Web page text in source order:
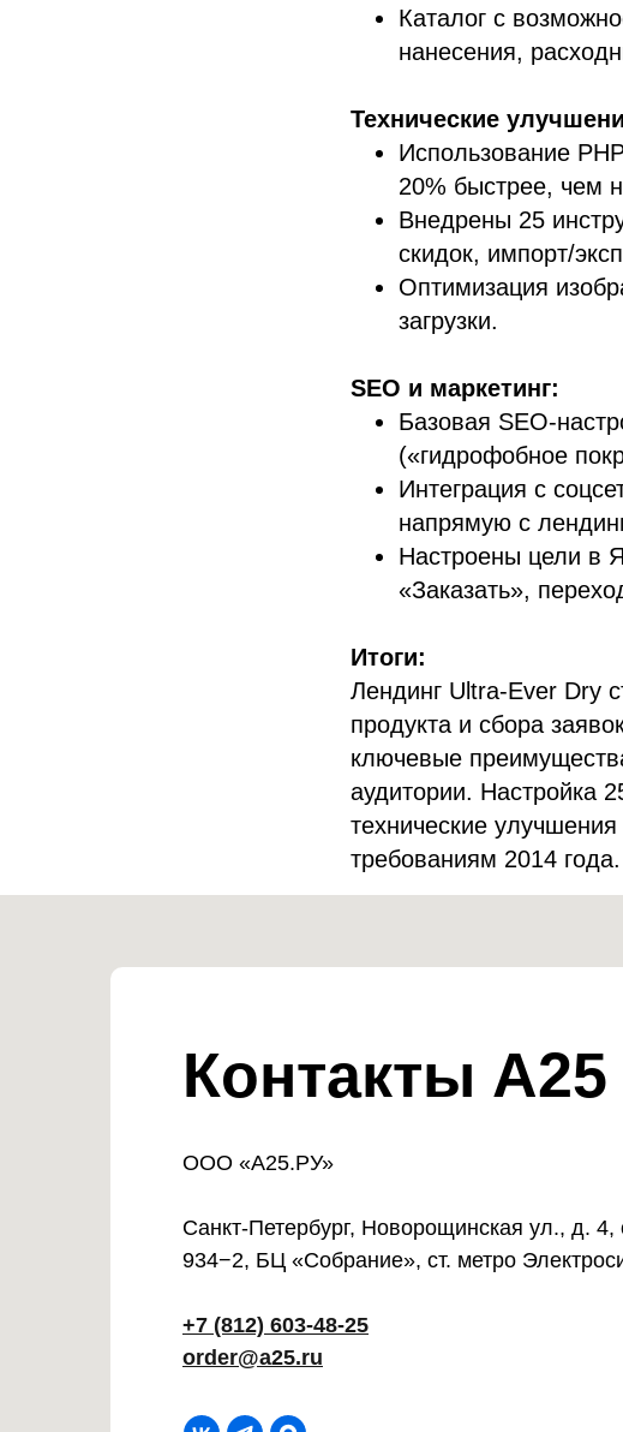
Каталог с
нанесения,
Технические
Использование
20% быстрее, чем
Внедрены 25
скидок, импорт/
Оптимизация
загрузки.
SEO и маркетинг:
Базовая SEO-
(«гидрофобное
Интеграция с
напрямую с
Настроены цели в
«Заказать»,
Итоги:
Лендинг Ultra-Ever Dry
продукта и сбора
ключевые
аудитории. Настройка
технические
требованиям 2014 года.
Контакты А25
ООО «А25.РУ»
Санкт-Петербург, Новорощинская ул., д.
934−2, БЦ «Собрание», ст. метро
+7 (812) 603-48-25
order@a25.ru